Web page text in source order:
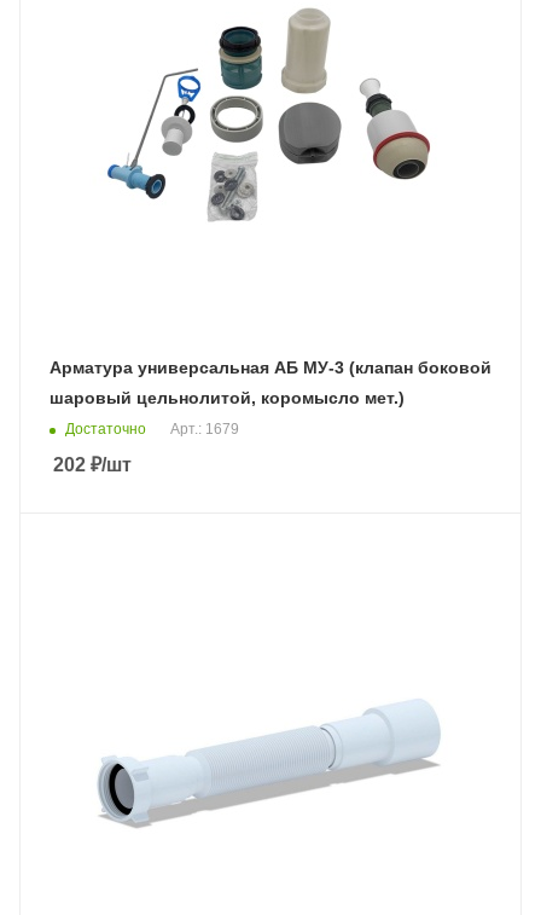
Арматура универсальная АБ МУ-3 (клапан боковой
шаровый цельнолитой, коромысло мет.)
Достаточно Арт.: 1679
202 ₽/шт